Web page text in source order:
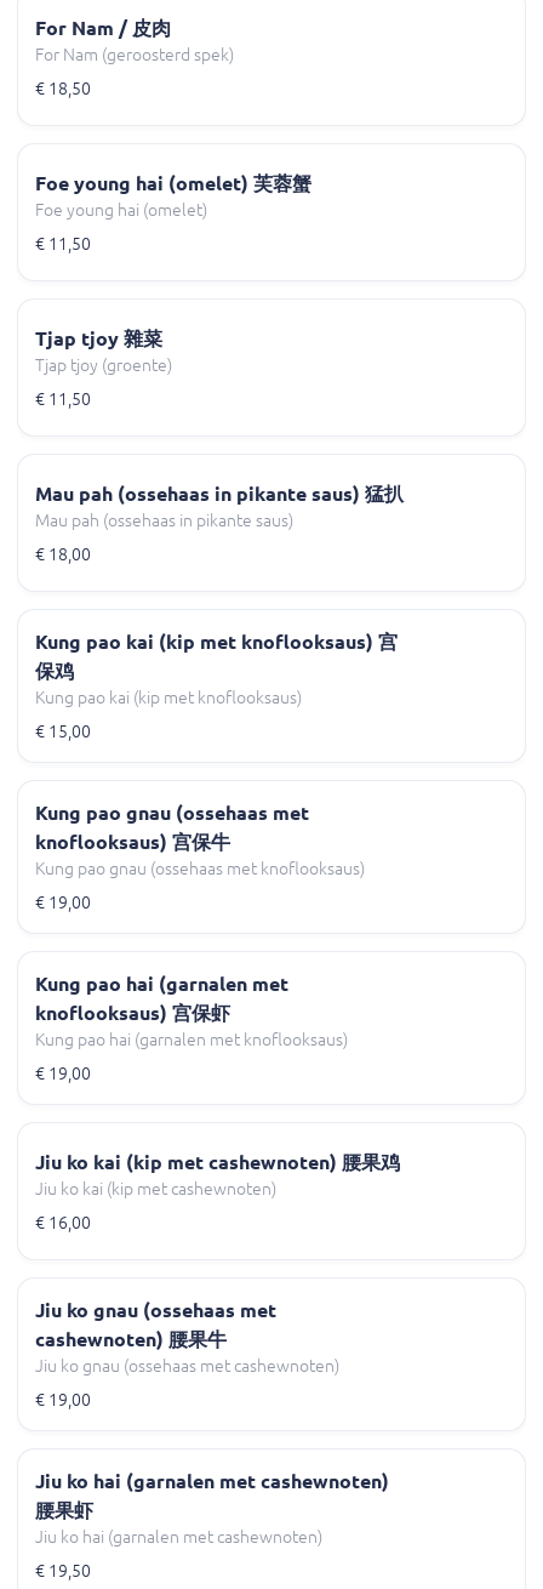
For Nam / 皮肉
For Nam (geroosterd spek)
€ 18,50
Foe young hai (omelet) 芙蓉蟹
Foe young hai (omelet)
€ 11,50
Tjap tjoy 雜菜
Tjap tjoy (groente)
€ 11,50
Mau pah (ossehaas in pikante saus) 猛扒
Mau pah (ossehaas in pikante saus)
€ 18,00
Kung pao kai (kip met knoflooksaus) 宫
保鸡
Kung pao kai (kip met knoflooksaus)
€ 15,00
Kung pao gnau (ossehaas met
knoflooksaus) 宫保牛
Kung pao gnau (ossehaas met knoflooksaus)
€ 19,00
Kung pao hai (garnalen met
knoflooksaus) 宫保虾
Kung pao hai (garnalen met knoflooksaus)
€ 19,00
Jiu ko kai (kip met cashewnoten) 腰果鸡
Jiu ko kai (kip met cashewnoten)
€ 16,00
Jiu ko gnau (ossehaas met
cashewnoten) 腰果牛
Jiu ko gnau (ossehaas met cashewnoten)
€ 19,00
Jiu ko hai (garnalen met cashewnoten)
腰果虾
Jiu ko hai (garnalen met cashewnoten)
€ 19,50